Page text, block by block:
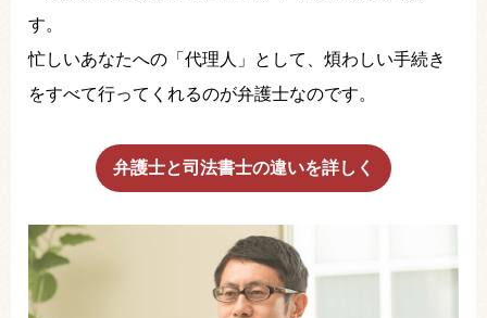
す。
忙しいあなたへの「代理人」として、煩わしい手続き
をすべて行ってくれるのが弁護士なのです。
弁護士と司法書士の違いを詳しく